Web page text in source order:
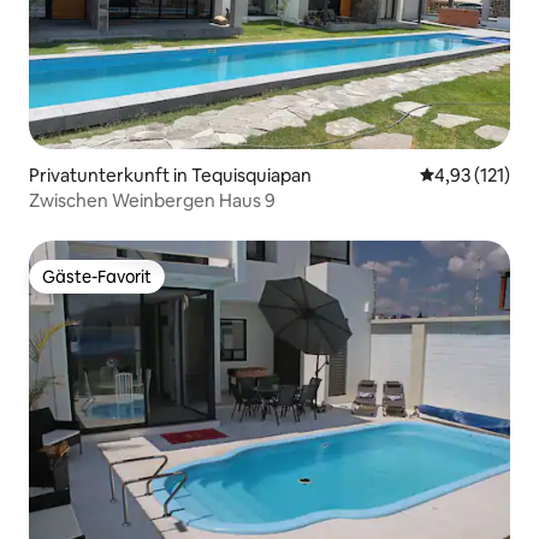
Privatunterkunft in Tequisquiapan
4,93 (121)
Zwischen Weinbergen Haus 9
Gäste-Favorit
Gäste-Favorit